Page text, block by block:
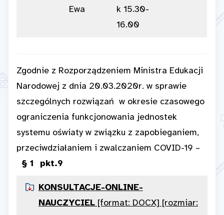
Ewa
k 15.30-
16.00
Zgodnie z Rozporządzeniem Ministra Edukacji
Narodowej z dnia 20.03.2020r. w sprawie
szczególnych rozwiązań w okresie czasowego
ograniczenia funkcjonowania jednostek
systemu oświaty w związku z zapobieganiem,
przeciwdziałaniem i zwalczaniem COVID-19 –
§ 1 pkt.9
KONSULTACJE-ONLINE-
NAUCZYCIEL[format: DOCX] [rozmiar: